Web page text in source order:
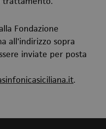
Fondazione
all'indirizzo sopra
inviate per posta
.